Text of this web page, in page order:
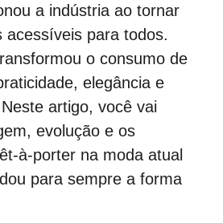
a indústria ao tornar
acessíveis para todos.
o consumo de
elegância e
artigo, você vai
evolução e os
à-porter na moda atual
para sempre a forma